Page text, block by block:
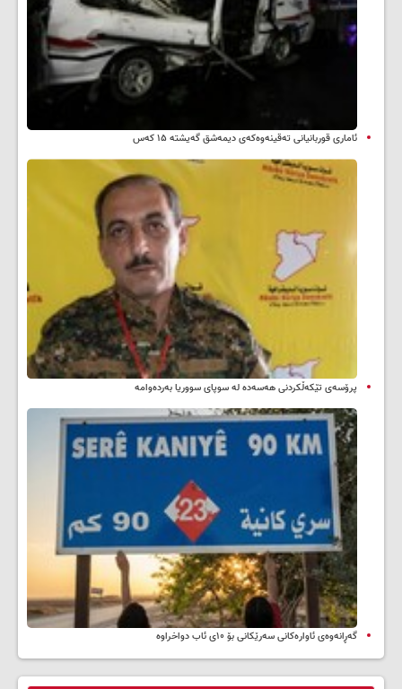
ئاماری قوربانیانی تەقینەوەکەی دیمەشق گەیشتە ۱۵ کەس
پرۆسەی تێکەڵکردنی هەسەدە لە سوپای سووریا بەردەوامە
گەڕانەوەی ئاوارەکانی سەرێکانی بۆ ۱۰ی ئاب دواخراوە